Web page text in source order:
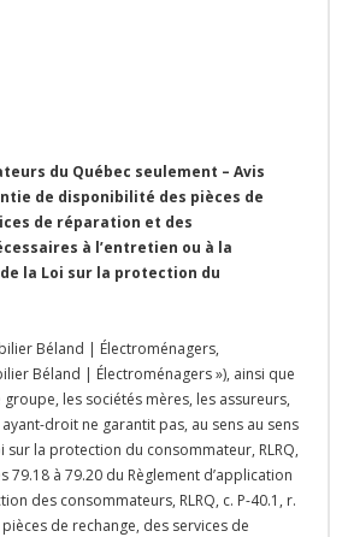
du Québec seulement – Avis
de disponibilité des pièces de
de réparation et des
à l’entretien ou à la
la Loi sur la protection du
Béland | Électroménagers,
Béland | Électroménagers »), ainsi que
les sociétés mères, les assureurs,
droit ne garantit pas, au sens au sens
sur la protection du consommateur, RLRQ,
79.18 à 79.20 du Règlement d’application
des consommateurs, RLRQ, c. P-40.1, r.
de rechange, des services de